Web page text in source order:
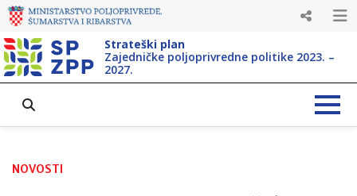
Strateški plan
Zajedničke poljoprivredne politike 2023. –
2027.
NOVOSTI